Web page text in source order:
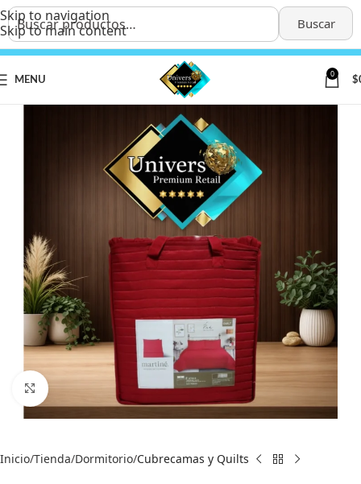
Buscar
Skip to navigation
Skip to main content
MENU
0
$
Click to enlarge
Inicio Tienda Dormitorio Cubrecamas y Quilts